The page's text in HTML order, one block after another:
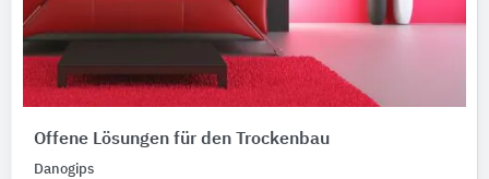
Offene Lösungen für den Trockenbau
Danogips